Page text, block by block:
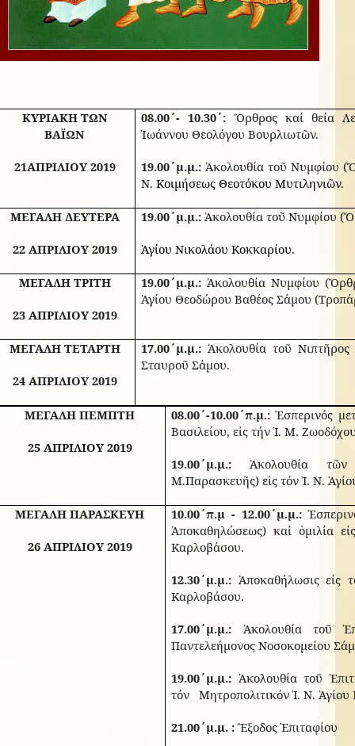
ΚΥΡΙΑΚΗ ΤΩΝ
ΒΑΪΩΝ
21ΑΠΡΙΛΙΟΥ 2019
08.00΄- 10.30΄: Ὄρθρος καί θεία
Ἰωάννου Θεολόγου Βουρλιωτῶν.
19.00΄μ.μ.:Ἀκολουθία τοῦ Νυμφίου
Ν.Κοιμήσεως Θεοτόκου Μυτιληνιῶν.
ΜΕΓΑΛΗ ΔΕΥΤΕΡΑ
22 ΑΠΡΙΛΙΟΥ 2019
19.00΄μ.μ.: Ἀκολουθία τοῦ Νυμφίου
Ἁγίου Νικολάου Κοκκαρίου.
ΜΕΓΑΛΗΤΡΙΤΗ
23 ΑΠΡΙΛΙΟΥ 2019
19.00΄μ.μ.: Ἀκολουθία Νυμφίου
Ἁγίου Θεοδώρου Βαθέος Σάμου
ΜΕΓΑΛΗ ΤΕΤΑΡΤΗ
24 ΑΠΡΙΛΙΟΥ 2019
17.00΄μ.μ.: Ἀκολουθία τοῦ
Σταυροῦ Σάμου.
ΜΕΓΑΛΗ ΠΕΜΠΤΗ
25 ΑΠΡΙΛΙΟΥ 2019
08.00΄-10.00΄π.μ.: Ἑσπερινός
Βασιλείου, εἰς τήν Ἱ. Μ.
19.00΄μ.μ.: Ἀκολουθία
Μ.Παρασκευῆς) εἰς τόν Ἱ. Ν.
ΜΕΓΑΛΗ ΠΑΡΑΣΚΕΥΗ
26 ΑΠΡΙΛΙΟΥ 2019
10.00΄π.μ - 12.00΄μ.μ.:
Ἀποκαθηλώσεως) καί ὁμιλία
Καρλοβάσου.
12.30΄μ.μ.: Ἀποκαθήλωσις εἰς
Καρλοβάσου.
17.00΄μ.μ.: Ἀκολουθία τοῦ
Παντελεήμονος Νοσοκομείου
19.00΄μ.μ.: Ἀκολουθία τοῦ
τόν Μητροπολιτικόν Ἱ. Ν.
21.00΄μ.μ. :Ἒξοδος Ἐπιταφίου